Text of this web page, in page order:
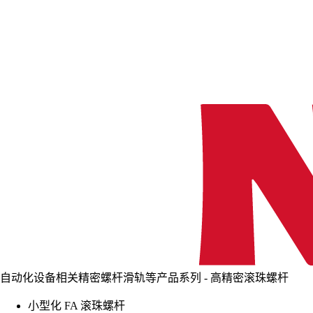
自动化设备相关精密螺杆滑轨等产品系列 - 高精密滚珠螺杆
小型化 FA 滚珠螺杆